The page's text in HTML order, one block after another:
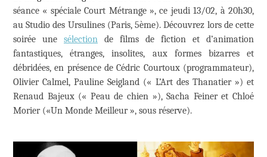
séance « spéciale Court Métrange », ce jeudi 13/02, à 20h30,
au Studio des Ursulines (Paris, 5ème). Découvrez lors de cette
soirée une sélection de films de fiction et d’animation
fantastiques, étranges, insolites, aux formes bizarres et
débridées, en présence de Cédric Courtoux (programmateur),
Olivier Calmel, Pauline Seigland (« L’Art des Thanatier ») et
Renaud Bajeux (« Peau de chien »), Sacha Feiner et Chloé
Morier («Un Monde Meilleur », sous réserve).